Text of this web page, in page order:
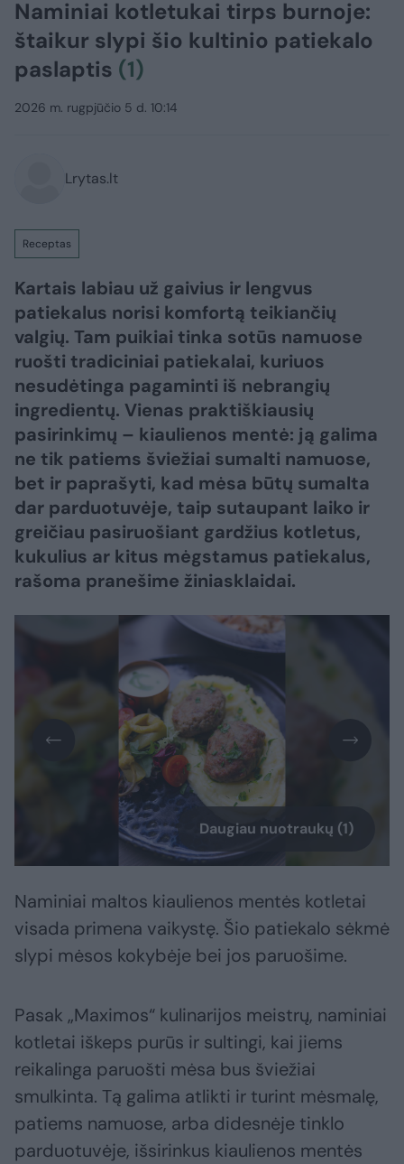
Naminiai kotletukai tirps burnoje:
štaikur slypi šio kultinio patiekalo
paslaptis (1)
2026 m. rugpjūčio 5 d. 10:14
Lrytas.lt
Receptas
Kartais labiau už gaivius ir lengvus
patiekalus norisi komfortą teikiančių
valgių. Tam puikiai tinka sotūs namuose
ruošti tradiciniai patiekalai, kuriuos
nesudėtinga pagaminti iš nebrangių
ingredientų. Vienas praktiškiausių
pasirinkimų – kiaulienos mentė: ją galima
ne tik patiems šviežiai sumalti namuose,
bet ir paprašyti, kad mėsa būtų sumalta
dar parduotuvėje, taip sutaupant laiko ir
greičiau pasiruošiant gardžius kotletus,
kukulius ar kitus mėgstamus patiekalus,
rašoma pranešime žiniasklaidai.
Daugiau nuotraukų (1)
Naminiai maltos kiaulienos mentės kotletai
visada primena vaikystę. Šio patiekalo sėkmė
slypi mėsos kokybėje bei jos paruošime.
Pasak „Maximos“ kulinarijos meistrų, naminiai
kotletai iškeps purūs ir sultingi, kai jiems
reikalinga paruošti mėsa bus šviežiai
smulkinta. Tą galima atlikti ir turint mėsmalę,
patiems namuose, arba didesnėje tinklo
parduotuvėje, išsirinkus kiaulienos mentės